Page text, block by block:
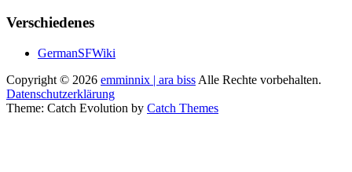
Verschiedenes
GermanSFWiki
Copyright © 2026 emminnix | ara biss Alle Rechte vorbehalten.
Datenschutzerklärung
Theme: Catch Evolution by Catch Themes